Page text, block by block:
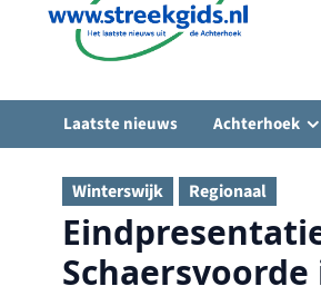
Laatste nieuws Achterhoek
Winterswijk Regionaal